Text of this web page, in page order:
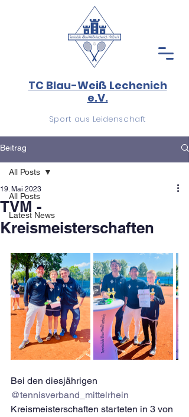
TC Blau-Weiß Lechenich
e.V.
Sport aus Leidenschaft
Beitrag
All Posts
Latest News
All Posts
TVM -
Kreismeisterschaften
19. Mai 2023
Bei den diesjährigen
@tennisverband_mittelrhein
Kreismeisterschaften starteten in 3 von